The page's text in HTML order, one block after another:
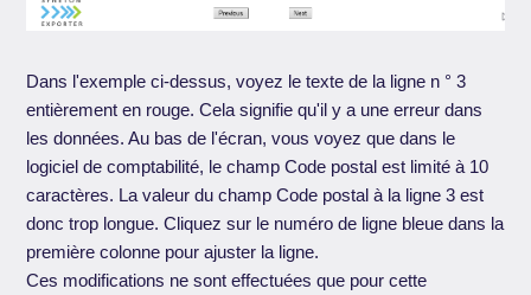
Dans l'exemple ci-dessus, voyez le texte de la ligne n ° 3
entièrement en rouge. Cela signifie qu'il y a une erreur dans
les données. Au bas de l'écran, vous voyez que dans le
logiciel de comptabilité, le champ Code postal est limité à 10
caractères. La valeur du champ Code postal à la ligne 3 est
donc trop longue. Cliquez sur le numéro de ligne bleue dans la
première colonne pour ajuster la ligne.
Ces modifications ne sont effectuées que pour cette